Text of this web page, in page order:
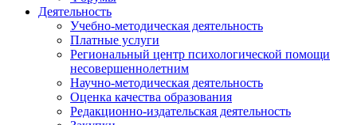
Деятельность
Учебно-методическая деятельность
Платные услуги
Региональный центр психологической помощи
несовершеннолетним
Научно-методическая деятельность
Оценка качества образования
Редакционно-издательская деятельность